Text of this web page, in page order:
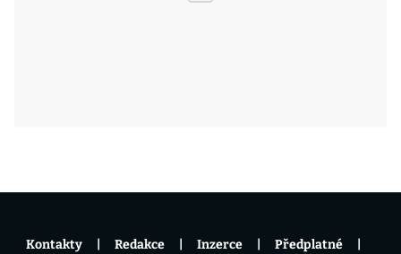
Kontakty Redakce Inzerce Předplatné